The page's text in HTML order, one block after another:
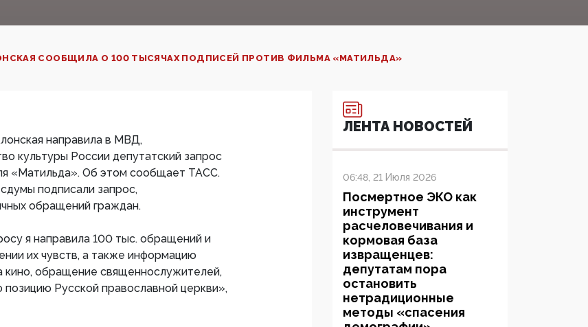
СООБЩИЛА О 100 ТЫСЯЧАХ ПОДПИСЕЙ ПРОТИВ ФИЛЬМА «МАТИЛЬДА»
направила в МВД,
культуры России депутатский запрос
«Матильда». Об этом сообщает ТАСС.
подписали запрос,
обращений граждан.
я направила 100 тыс. обращений и
их чувств, а также информацию
кино, обращение священнослужителей,
Русской православной церкви»,
ЛЕНТА НОВОСТЕЙ
06:48, 21 Июля 2026
Посмертное ЭКО как
инструмент
расчеловечивания и
кормовая база
извращенцев:
депутатам пора
остановить
нетрадиционные
методы «спасения